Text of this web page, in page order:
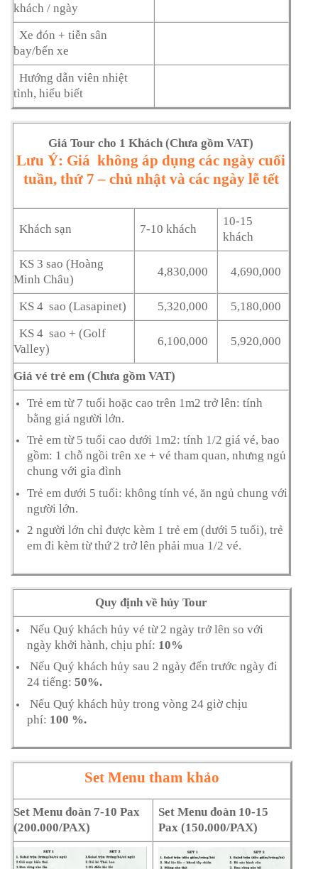
khách / ngày
Xe đón + tiễn sân
bay/bến xe
Hướng dẫn viên nhiệt
tình, hiểu biết
Giá Tour cho 1 Khách (Chưa gồm VAT)
Lưu Ý: Giá không áp dụng các ngày cuối
tuần, thứ 7 – chủ nhật và các ngày lễ tết
Khách sạn 7-10 khách
10-15
khách
KS 3 sao (Hoàng
Minh Châu)
4,830,000 4,690,000
KS 4 sao (Lasapinet) 5,320,000
5,180,000
KS 4 sao + (Golf
Valley)
6,100,000 5,920,000
Giá vé trẻ em (Chưa gồm VAT)
Trẻ em từ 7 tuổi hoặc cao trên 1m2 trở lên: tính
bằng giá người lớn.
Trẻ em từ 5 tuổi cao dưới 1m2: tính 1/2 giá vé, bao
gồm: 1 chỗ ngồi trên xe + vé tham quan, nhưng ngủ
chung với gia đình
Trẻ em dưới 5 tuổi: không tính vé, ăn ngủ chung với
người lớn.
2 người lớn chỉ được kèm 1 trẻ em (dưới 5 tuổi), trẻ
em đi kèm từ thứ 2 trở lên phải mua 1/2 vé.
Quy định về hủy Tour
Nếu Quý khách hủy vé từ 2 ngày trở lên so với
ngày khởi hành, chịu phí: 10%
Nếu Quý khách hủy sau 2 ngày đến trước ngày đi
24 tiếng: 50%.
Nếu Quý khách hủy trong vòng 24 giờ chịu
phí: 100 %.
Set Menu tham khảo
Set Menu đoàn 7-10 Pax
(200.000/PAX)
Set Menu đoàn 10-15
Pax (150.000/PAX)